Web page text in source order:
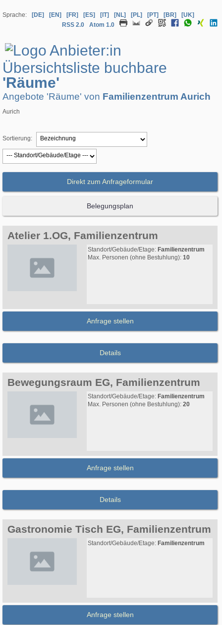
Sprache: [DE] [EN] [FR] [ES] [IT] [NL] [PL] [PT] [BR]
[UK]
RSS 2.0
Atom 1.0
Übersichtsliste buchbare
'Räume'
Angebote 'Räume' von Familienzentrum Aurich
Aurich
Sortierung:
Direkt zum Anfrageformular
Belegungsplan
Atelier 1.OG, Familienzentrum
Standort/Gebäude/Etage: Familienzentrum
Max. Personen (ohne Bestuhlung): 10
Anfrage stellen
Details
Bewegungsraum EG, Familienzentrum
Standort/Gebäude/Etage: Familienzentrum
Max. Personen (ohne Bestuhlung): 20
Anfrage stellen
Details
Gastronomie Tisch EG, Familienzentrum
Standort/Gebäude/Etage: Familienzentrum
Anfrage stellen